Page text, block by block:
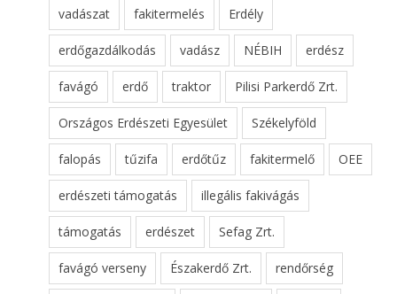
vadászat fakitermelés Erdély
erdőgazdálkodás vadász NÉBIH erdész
favágó erdő traktor Pilisi Parkerdő Zrt.
Országos Erdészeti Egyesület Székelyföld
falopás tűzifa erdőtűz fakitermelő OEE
erdészeti támogatás illegális fakivágás
támogatás erdészet Sefag Zrt.
favágó verseny Északerdő Zrt. rendőrség